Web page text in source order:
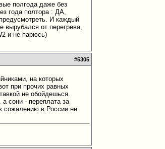
полгода даже без
года полтора : ДА,
И каждый
вырубался от перегрева,
и не парюсь)
#5305
на которых
при прочих равных
не обойдешься.
сони - переплата за
сожалению в России не